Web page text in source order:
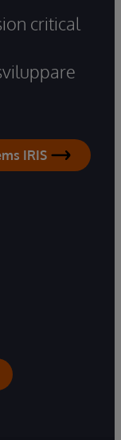
critical
IRIS